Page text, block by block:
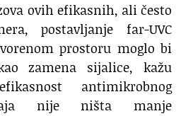
ovih efikasnih, ali često
postavljanje far-UVC
prostoru moglo bi
zamena sijalice, kažu
antimikrobnog
nije ništa manje